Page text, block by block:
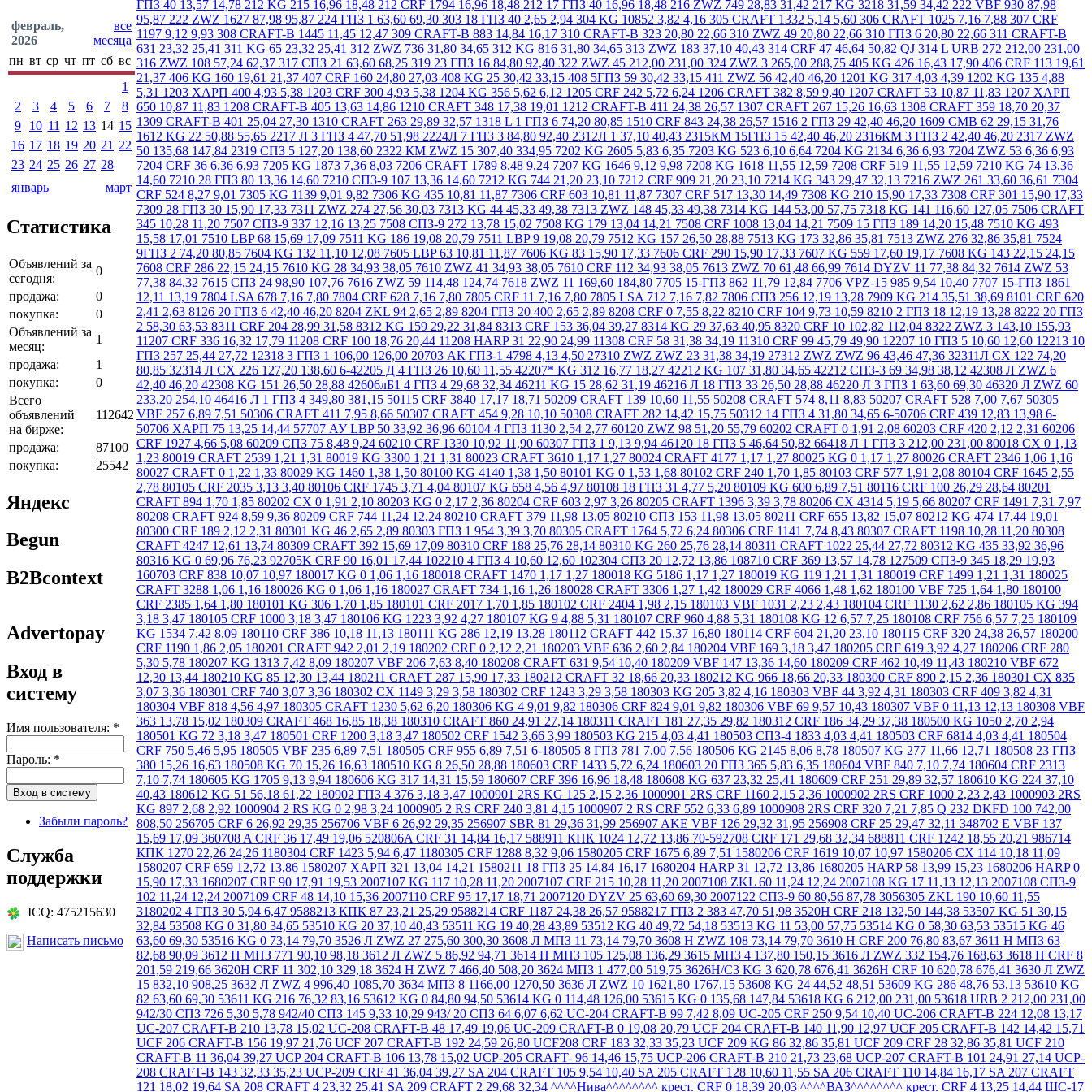
февраль,
2026
все
месяца
пн вт ср чт пт сб вс
1
2
3 4 5 6 7
8
9
10 11 12 13 14 15
16 17 18 19 20 21 22
23 24 25 26 27 28
январь
март
Статистика
Объявлений за
сегодня:
0
продажа:
0
покупка:
0
Объявлений за
месяц:
1
продажа:
1
покупка:
0
Всего
объявлений
на бирже:
112642
продажа:
87100
покупка:
25542
Яндекс
Begun
B2Bcontext
Advertopay
Вход в
систему
Имя пользователя: *
Пароль: *
Забыли пароль?
Служба
поддержки
ICQ: 475215630
Написать письмо